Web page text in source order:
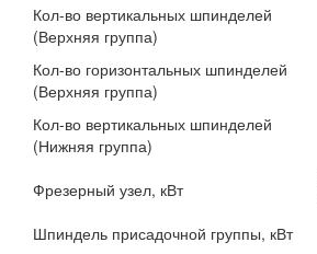
Кол-во вертикальных шпинделей
(Верхняя группа)
Кол-во горизонтальных шпинделей
(Верхняя группа)
Кол-во вертикальных шпинделей
(Нижняя группа)
Фрезерный узел, кВт
Шпиндель присадочной группы, кВт